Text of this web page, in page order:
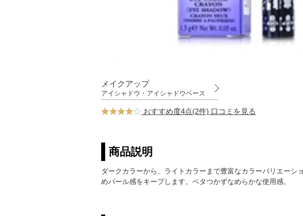
メイクアップ
アイシャドウ・アイシャドウベース
おすすめ度4点(2件) 口コミを見る
商品説明
ダークカラーから、ライトカラーまで豊富なカラーバリエー
めパール感をキープします。ベタつかずなめらかな使用感。